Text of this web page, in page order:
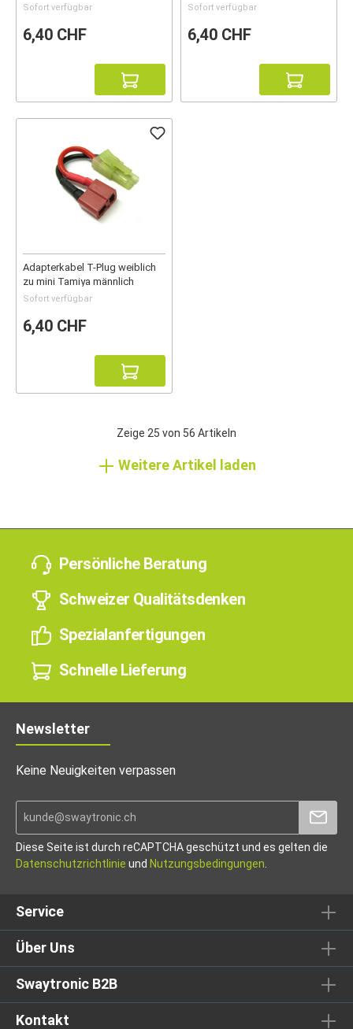
Sofort verfügbar
6,40 CHF
Sofort verfügbar
6,40 CHF
Adapterkabel T-Plug weiblich
zu mini Tamiya männlich
Sofort verfügbar
6,40 CHF
Zeige 25 von 56 Artikeln
Weitere Artikel laden
Persönliche Beratung
Schweizer Qualitätsdenken
Spezialanfertigungen
Schnelle Lieferung
Newsletter
Keine Neuigkeiten verpassen
Diese Seite ist durch reCAPTCHA geschützt und es gelten die
Datenschutzrichtlinie und Nutzungsbedingungen
Service
Über Uns
Swaytronic B2B
Kontakt